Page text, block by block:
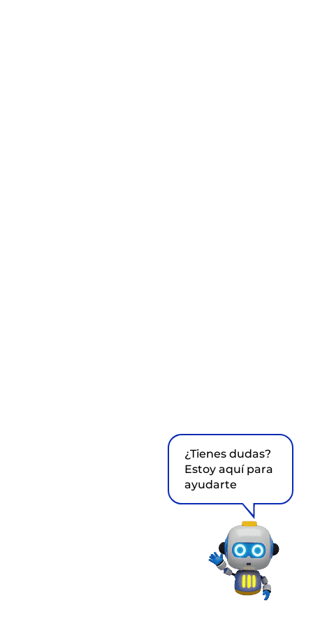
¿Tienes dudas?
Estoy aquí para
ayudarte